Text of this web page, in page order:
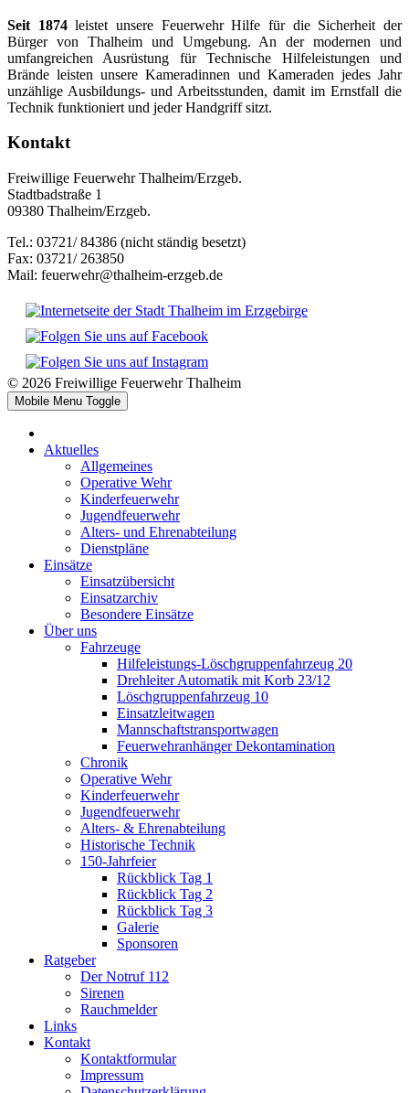
Seit 1874leistet unsere Feuerwehr Hilfe für die Sicherheit der
Bürger von Thalheim und Umgebung. An der modernen und
umfangreichen Ausrüstung für Technische Hilfeleistungen und
Brände leisten unsere Kameradinnen und Kameraden jedes Jahr
unzählige Ausbildungs- und Arbeitsstunden, damit im Ernstfall die
Technik funktioniert und jeder Handgriff sitzt.
Kontakt
Freiwillige Feuerwehr Thalheim/Erzgeb.
Stadtbadstraße 1
09380 Thalheim/Erzgeb.
Tel.: 03721/ 84386 (nicht ständig besetzt)
Fax: 03721/ 263850
Mail: feuerwehr@thalheim-erzgeb.de
© 2026 Freiwillige Feuerwehr Thalheim
Mobile Menu Toggle
Aktuelles
Allgemeines
Operative Wehr
Kinderfeuerwehr
Jugendfeuerwehr
Alters- und Ehrenabteilung
Dienstpläne
Einsätze
Einsatzübersicht
Einsatzarchiv
Besondere Einsätze
Über uns
Fahrzeuge
Hilfeleistungs-Löschgruppenfahrzeug 20
Drehleiter Automatik mit Korb 23/12
Löschgruppenfahrzeug 10
Einsatzleitwagen
Mannschaftstransportwagen
Feuerwehranhänger Dekontamination
Chronik
Operative Wehr
Kinderfeuerwehr
Jugendfeuerwehr
Alters- & Ehrenabteilung
Historische Technik
150-Jahrfeier
Rückblick Tag 1
Rückblick Tag 2
Rückblick Tag 3
Galerie
Sponsoren
Ratgeber
Der Notruf 112
Sirenen
Rauchmelder
Links
Kontakt
Kontaktformular
Impressum